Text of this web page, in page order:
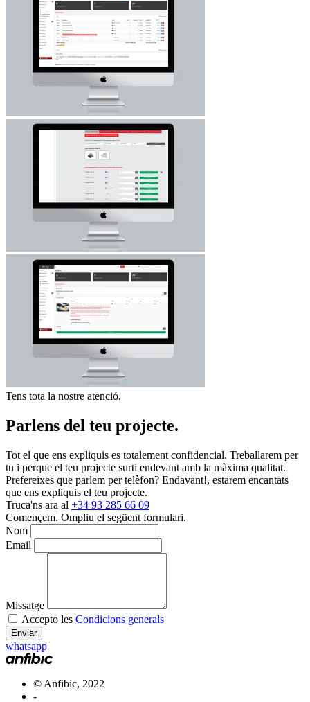
Tens tota la nostre atenció.
Parlens del teu projecte.
Tot el que ens expliquis es totalement confidencial. Treballarem per
tu i perque el teu projecte surti endevant amb la màxima qualitat.
Prefereixes que parlem per telèfon? Endavant!, estarem encantats
que ens expliquis el teu projecte.
Truca'ns ara al +34 93 285 66 09
Començem. Ompliu el següent formulari.
Nom
Email
Missatge
Accepto les Condicions generals
Enviar
whatsapp
© Anfibic, 2022
-